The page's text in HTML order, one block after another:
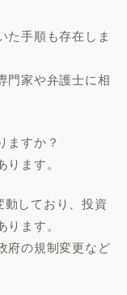
た手順も存在しま
門家や弁護士に相
ますか？
ます。
しており、投資
ます。
府の規制変更など